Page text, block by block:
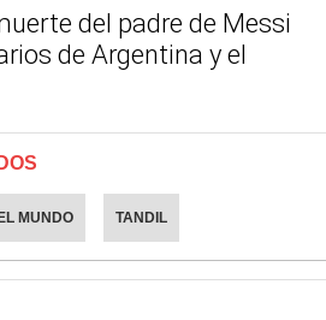
del padre de Messi
de Argentina y el
MUNDO TANDIL